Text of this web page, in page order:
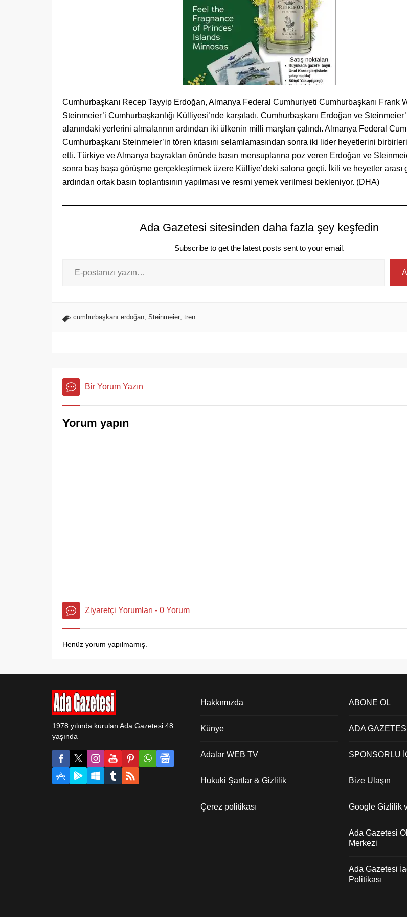
Cumhurbaşkanı Recep Tayyip Erdoğan, Almanya Federal Cumhuriyeti Cumhurbaşkanı Frank
Steinmeier’i Cumhurbaşkanlığı Külliyesi’nde karşıladı. Cumhurbaşkanı Erdoğan ve
alanındaki yerlerini almalarının ardından iki ülkenin milli marşları çalındı. Almanya Federal
Cumhurbaşkanı Steinmeier’in tören kıtasını selamlamasından sonra iki lider heyetlerini
etti. Türkiye ve Almanya bayrakları önünde basın mensuplarına poz veren Erdoğan ve
sonra baş başa görüşme gerçekleştirmek üzere Külliye’deki salona geçti. İkili ve heyetler arası
ardından ortak basın toplantısının yapılması ve resmi yemek verilmesi bekleniyor. (DHA)
Ada Gazetesi sitesinden daha fazla şey keşfedin
Subscribe to get the latest posts sent to your email.
cumhurbaşkanı erdoğan, Steinmeier, tren
Bir Yorum Yazın
Yorum yapın
Ziyaretçi Yorumları - 0 Yorum
Henüz yorum yapılmamış.
1978 yılında kurulan Ada Gazetesi 48
yaşında
Hakkımızda
Künye
Adalar WEB TV
Hukuki Şartlar & Gizlilik
Çerez politikası
ABONE OL
ADA
SPONSORLU
Bize Ulaşın
Google Gizlilik
Ada Gazetesi
Merkezi
Ada Gazetesi
Politikası